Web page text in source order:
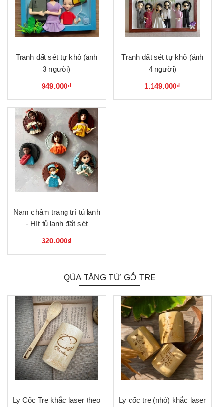
Tranh đất sét tự khô (ảnh
3 người)
949.000₫
Tranh đất sét tự khô (ảnh
4 người)
1.149.000₫
Nam châm trang trí tủ lạnh
- Hít tủ lạnh đất sét
320.000₫
QÙA TẶNG TỪ GỖ TRE
Ly Cốc Tre khắc laser theo
Ly cốc tre (nhỏ) khắc laser